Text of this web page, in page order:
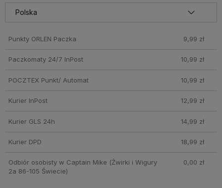
wchodzą w skład promocji. Koszty wysyłki dla przesyłek
pobraniowych mogą być droższe
Punkty ORLEN Paczka 9,99 zł
Paczkomaty 24/7 InPost 10,99 zł
POCZTEX Punkt/ Automat 10,99 zł
Kurier InPost 12,99 zł
Kurier GLS 24h 14,99 zł
Kurier DPD 18,99 zł
Odbiór osobisty w Captain Mike (Żwirki i Wigury
2a 86-105 Świecie)
0,00 zł